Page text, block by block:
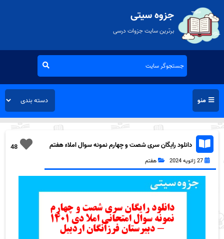
جزوه سیتی
برترین سایت جزوات درسی
منو
48
دانلود رایگان سری شصت و چهارم نمونه سوال املاء هفتم
27 ژانویه 2024 هفتم